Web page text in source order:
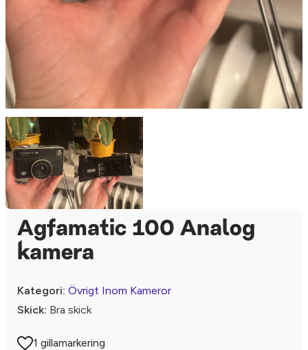
Agfamatic 100 Analog
kamera
Kategori: Övrigt Inom Kameror
Skick: Bra skick
1 gillamarkering